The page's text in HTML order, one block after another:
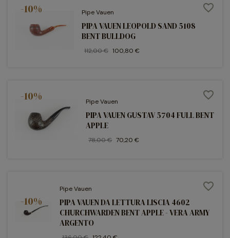
-10% Pipe Vauen
PIPA VAUEN LEOPOLD SAND 5108
BENT BULLDOG
112,00 € 100,80 €
favorite_border
-10% Pipe Vauen
PIPA VAUEN GUSTAV 5704 FULL BENT
APPLE
78,00 € 70,20 €
favorite_border
-10%
Pipe Vauen
PIPA VAUEN DA LETTURA LISCIA 4602
CHURCHWARDEN BENT APPLE - VERA ARMY
ARGENTO
favorite_border